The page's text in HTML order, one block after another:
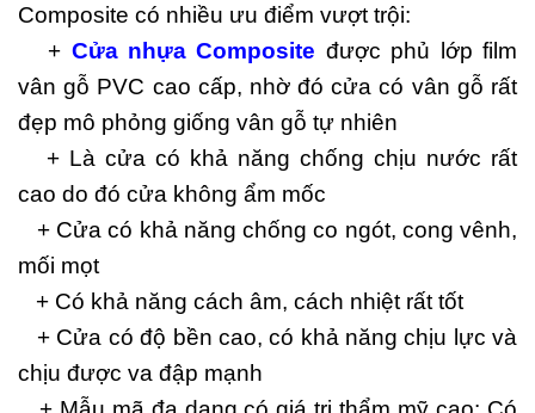
Composite có nhiều ưu điểm vượt trội:
+ Cửa nhựa Composite được phủ lớp film
vân gỗ PVC cao cấp, nhờ đó cửa có vân gỗ rất
đẹp mô phỏng giống vân gỗ tự nhiên
+ Là cửa có khả năng chống chịu nước rất
cao do đó cửa không ẩm mốc
+ Cửa có khả năng chống co ngót, cong vênh,
mối mọt
+ Có khả năng cách âm, cách nhiệt rất tốt
+ Cửa có độ bền cao, có khả năng chịu lực và
chịu được va đập mạnh